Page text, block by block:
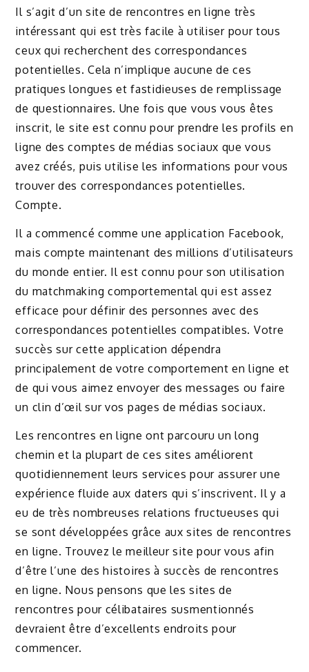
Il s’agit d’un site de rencontres en ligne très
intéressant qui est très facile à utiliser pour tous
ceux qui recherchent des correspondances
potentielles. Cela n’implique aucune de ces
pratiques longues et fastidieuses de remplissage
de questionnaires. Une fois que vous vous êtes
inscrit, le site est connu pour prendre les profils en
ligne des comptes de médias sociaux que vous
avez créés, puis utilise les informations pour vous
trouver des correspondances potentielles.
Compte.
Il a commencé comme une application Facebook,
mais compte maintenant des millions d’utilisateurs
du monde entier. Il est connu pour son utilisation
du matchmaking comportemental qui est assez
efficace pour définir des personnes avec des
correspondances potentielles compatibles. Votre
succès sur cette application dépendra
principalement de votre comportement en ligne et
de qui vous aimez envoyer des messages ou faire
un clin d’œil sur vos pages de médias sociaux.
Les rencontres en ligne ont parcouru un long
chemin et la plupart de ces sites améliorent
quotidiennement leurs services pour assurer une
expérience fluide aux daters qui s’inscrivent. Il y a
eu de très nombreuses relations fructueuses qui
se sont développées grâce aux sites de rencontres
en ligne. Trouvez le meilleur site pour vous afin
d’être l’une des histoires à succès de rencontres
en ligne. Nous pensons que les sites de
rencontres pour célibataires susmentionnés
devraient être d’excellents endroits pour
commencer.